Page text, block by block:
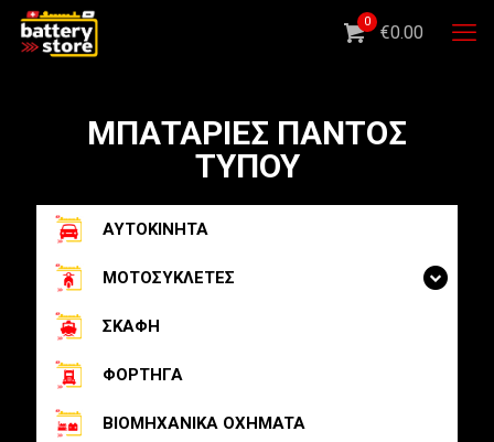
0
€0.00
ΜΠΑΤΑΡΙΕΣ ΠΑΝΤΟΣ
ΤΥΠΟΥ
ΑΥΤΟΚΙΝΗΤΑ
ΜΟΤΟΣΥΚΛΕΤΕΣ
ΣΚΑΦΗ
ΦΟΡΤΗΓΑ
BIOMHXANIKA OXHMATA